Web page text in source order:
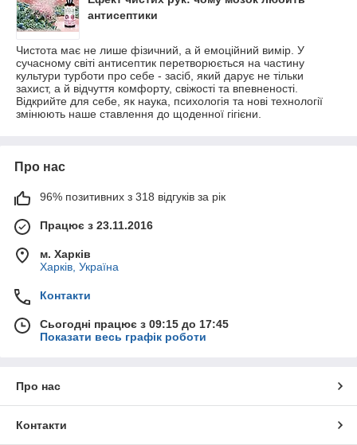
антисептики
Чистота має не лише фізичний, а й емоційний вимір. У
сучасному світі антисептик перетворюється на частину
культури турботи про себе - засіб, який дарує не тільки
захист, а й відчуття комфорту, свіжості та впевненості.
Відкрийте для себе, як наука, психологія та нові технології
змінюють наше ставлення до щоденної гігієни.
Про нас
96% позитивних з 318 відгуків за рік
Працює з 23.11.2016
м. Харків
Харків, Україна
Контакти
Сьогодні працює з 09:15 до 17:45
Показати весь графік роботи
Про нас
Контакти